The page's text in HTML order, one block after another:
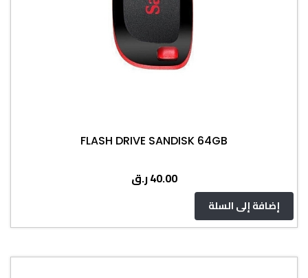
FLASH DRIVE SANDISK 64GB
40.00ر.ق
إضافة إلى السلة